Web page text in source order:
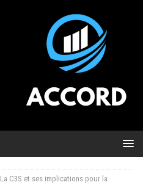
La C3S et ses implications pour la